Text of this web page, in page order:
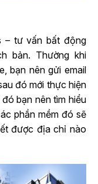
– tư vấn bất động
bản. Thường khi
bạn nên gửi email
đó mới thực hiện
bạn nên tìm hiểu
phần mềm đó sẽ
được địa chỉ nào